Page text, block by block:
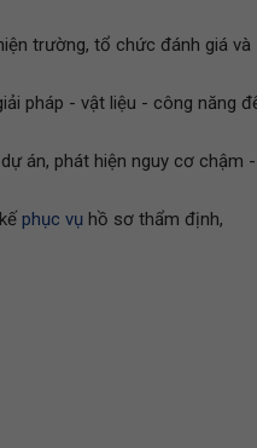
trường, tổ chức đánh giá và
pháp - vật liệu - công năng
án, phát hiện nguy cơ chậm -
phục vụ hồ sơ thẩm định,